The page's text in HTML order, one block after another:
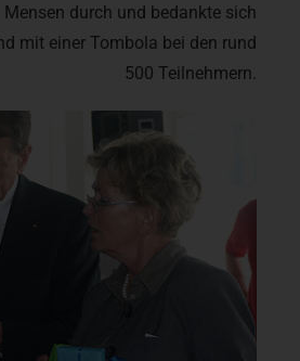
Mensen durch und bedankte sich
mit einer Tombola bei den rund
500 Teilnehmern.